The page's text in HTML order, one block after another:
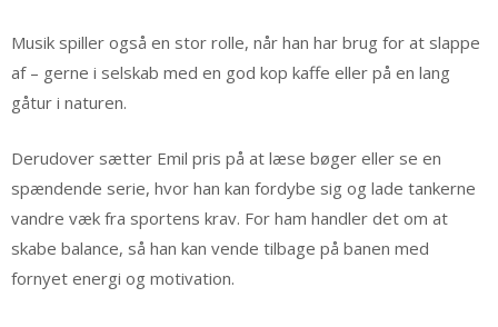
Musik spiller også en stor rolle, når han har brug for at slappe
af – gerne i selskab med en god kop kaffe eller på en lang
gåtur i naturen.
Derudover sætter Emil pris på at læse bøger eller se en
spændende serie, hvor han kan fordybe sig og lade tankerne
vandre væk fra sportens krav. For ham handler det om at
skabe balance, så han kan vende tilbage på banen med
fornyet energi og motivation.